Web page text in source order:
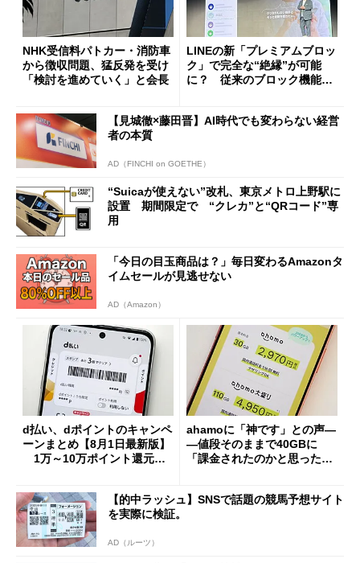
NHK受信料パトカー・消防車
から徴収問題、猛反発を受け
「検討を進めていく」と会長
LINEの新「プレミアムブロッ
ク」で完全な“絶縁”が可能
に？ 従来のブロック機能と
【見城徹×藤田晋】AI時代でも変わらない経営
者の本質
AD（FINCHI on GOETHE）
“Suicaが使えない”改札、東京メトロ上野駅に
設置 期間限定で “クレカ”と“QRコード”専
用
「今日の目玉商品は？」毎日変わるAmazonタ
イムセールが見逃せない
AD（Amazon）
d払い、dポイントのキャンペ
ーンまとめ【8月1日最新版】
1万～10万ポイント還元の
ahamoに「神です」との声―
―値段そのままで40GBに
「課金されたのかと思った」
【的中ラッシュ】SNSで話題の競馬予想サイト
を実際に検証。
AD（ルーツ）